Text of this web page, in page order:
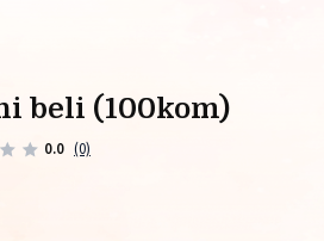
beli (100kom)
0.0 (0)